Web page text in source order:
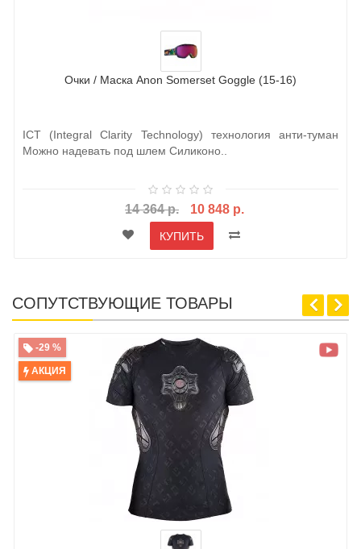
Очки / Маска Anon Somerset Goggle (15-16)
ICT (Integral Clarity Technology) технология анти-туман
Можно надевать под шлем Силиконо..
14 364 р. 10 848 р.
КУПИТЬ
СОПУТСТВУЮЩИЕ ТОВАРЫ
-29 %
АКЦИЯ